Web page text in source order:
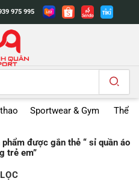
975 995
Sportwear & Gym Thể
phẩm được gắn thẻ “ sỉ quần áo
trẻ em”
LỌC